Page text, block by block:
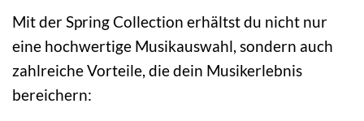
Mit der Spring Collection erhältst du nicht nur
eine hochwertige Musikauswahl, sondern auch
zahlreiche Vorteile, die dein Musikerlebnis
bereichern: